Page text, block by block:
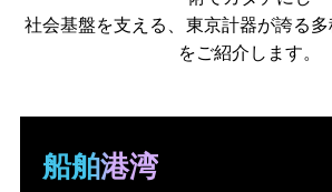
社会基盤を支える、東京計器が誇る
をご紹介します。
船舶港湾